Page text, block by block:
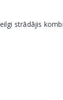
strādājis